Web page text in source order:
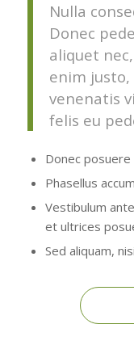
Nulla
Donec
aliquet
enim
venenatis
felis eu
Donec
Phasellus
Vestibulum
et ultrices
Sed aliquam,